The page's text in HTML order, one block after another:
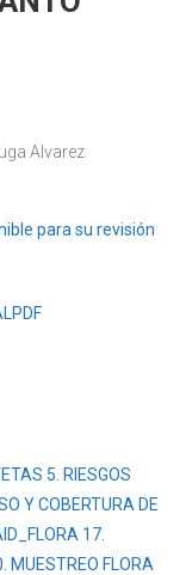
Alvarez
para su revisión
5. RIESGOS
Y COBERTURA DE
17.
MUESTREO FLORA